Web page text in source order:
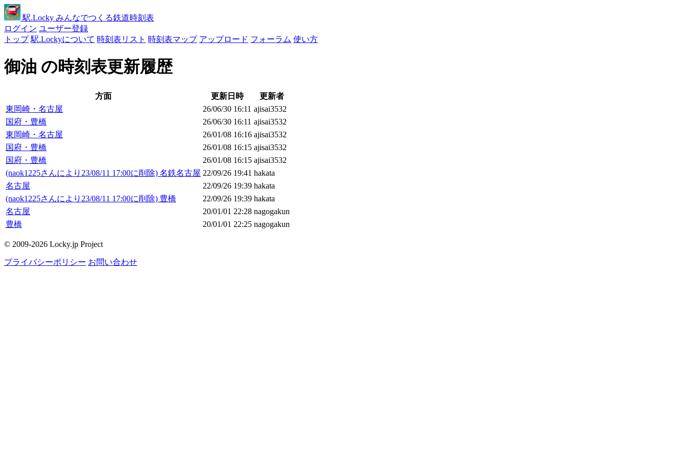
駅.Locky みんなでつくる鉄道時刻表
ログイン ユーザー登録
トップ 駅.Lockyについて 時刻表リスト 時刻表マップ アップロード フォーラム 使い方
御油 の時刻表更新履歴
方面 更新日時
更新者
東岡崎・名古屋
26/06/30 16:11 ajisai3532
国府・豊橋
26/06/30 16:11 ajisai3532
東岡崎・名古屋
26/01/08 16:16 ajisai3532
国府・豊橋
26/01/08 16:15 ajisai3532
国府・豊橋
26/01/08 16:15 ajisai3532
(naok1225さんにより23/08/11 17:00に削除) 名鉄名古屋 22/09/26 19:41 hakata
名古屋
22/09/26 19:39 hakata
(naok1225さんにより23/08/11 17:00に削除) 豊橋
22/09/26 19:39 hakata
名古屋
20/01/01 22:28 nagogakun
豊橋
20/01/01 22:25 nagogakun
© 2009-2026 Locky.jp Project
プライバシーポリシー お問い合わせ